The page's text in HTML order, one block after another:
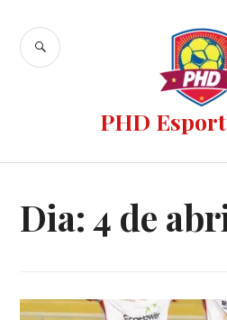
PHD
Dia:4 de